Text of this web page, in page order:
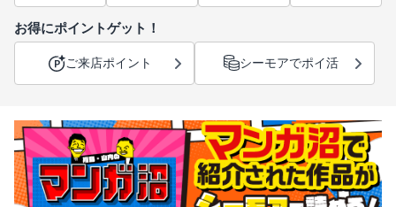
お得にポイントゲット！
ご来店ポイント シーモアでポイ活